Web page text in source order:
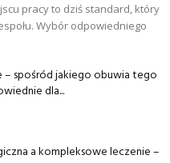
pracy to dziś standard, który
Wybór odpowiedniego
– spośród jakiego obuwia tego
dla...
a kompleksowe leczenie –